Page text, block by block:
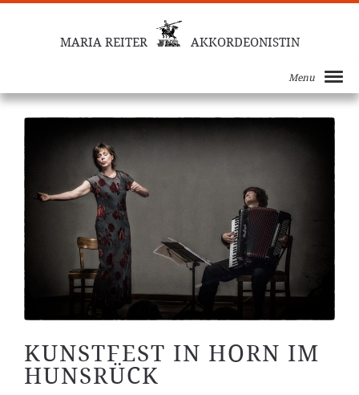
MARIA REITER AKKORDEONISTIN
Menu
KUNSTFEST IN HORN IM
HUNSRÜCK